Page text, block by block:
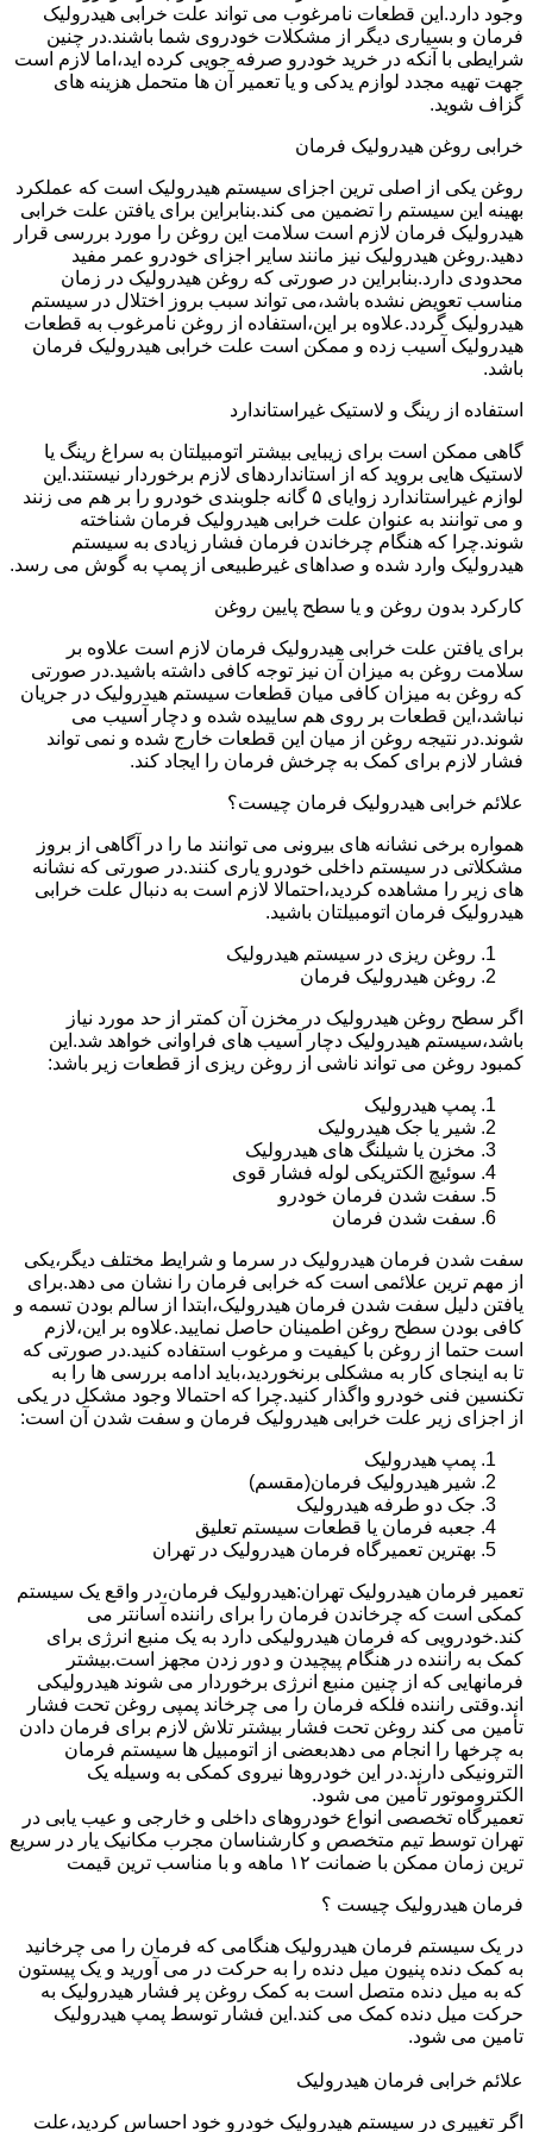
وجود دارد.این قطعات نامرغوب می تواند علت خرابی هیدرولیک
فرمان و بسیاری دیگر از مشکلات خودروی شما باشند.در چنین
شرایطی با آنکه در خرید خودرو صرفه جویی کرده اید،اما لازم است
جهت تهیه مجدد لوازم یدکی و یا تعمیر آن ها متحمل هزینه های
گزاف شوید.
خرابی روغن هیدرولیک فرمان
روغن یکی از اصلی ترین اجزای سیستم هیدرولیک است که عملکرد
بهینه این سیستم را تضمین می کند.بنابراین برای یافتن علت خرابی
هیدرولیک فرمان لازم است سلامت این روغن را مورد بررسی قرار
دهید.روغن هیدرولیک نیز مانند سایر اجزای خودرو عمر مفید
محدودی دارد.بنابراین در صورتی که روغن هیدرولیک در زمان
مناسب تعویض نشده باشد،می تواند سبب بروز اختلال در سیستم
هیدرولیک گردد.علاوه بر این،استفاده از روغن نامرغوب به قطعات
هیدرولیک آسیب زده و ممکن است علت خرابی هیدرولیک فرمان
باشد.
استفاده از رینگ و لاستیک غیراستاندارد
گاهی ممکن است برای زیبایی بیشتر اتومبیلتان به سراغ رینگ یا
لاستیک هایی بروید که از استانداردهای لازم برخوردار نیستند.این
لوازم غیراستاندارد زوایای ۵ گانه جلوبندی خودرو را بر هم می زنند
و می توانند به عنوان علت خرابی هیدرولیک فرمان شناخته
شوند.چرا که هنگام چرخاندن فرمان فشار زیادی به سیستم
هیدرولیک وارد شده و صداهای غیرطبیعی از پمپ به گوش می رسد.
کارکرد بدون روغن و یا سطح پایین روغن
برای یافتن علت خرابی هیدرولیک فرمان لازم است علاوه بر
سلامت روغن به میزان آن نیز توجه کافی داشته باشید.در صورتی
که روغن به میزان کافی میان قطعات سیستم هیدرولیک در جریان
نباشد،این قطعات بر روی هم ساییده شده و دچار آسیب می
شوند.در نتیجه روغن از میان این قطعات خارج شده و نمی تواند
فشار لازم برای کمک به چرخش فرمان را ایجاد کند.
علائم خرابی هیدرولیک فرمان چیست؟
همواره برخی نشانه های بیرونی می توانند ما را در آگاهی از بروز
مشکلاتی در سیستم داخلی خودرو یاری کنند.در صورتی که نشانه
های زیر را مشاهده کردید،احتمالا لازم است به دنبال علت خرابی
هیدرولیک فرمان اتومبیلتان باشید.
روغن ریزی در سیستم هیدرولیک
روغن هیدرولیک فرمان
اگر سطح روغن هیدرولیک در مخزن آن کمتر از حد مورد نیاز
باشد،سیستم هیدرولیک دچار آسیب های فراوانی خواهد شد.این
کمبود روغن می تواند ناشی از روغن ریزی از قطعات زیر باشد:
پمپ هیدرولیک
شیر یا جک هیدرولیک
مخزن یا شیلنگ های هیدرولیک
سوئیچ الکتریکی لوله فشار قوی
سفت شدن فرمان خودرو
سفت شدن فرمان
سفت شدن فرمان هیدرولیک در سرما و شرایط مختلف دیگر،یکی
از مهم ترین علائمی است که خرابی فرمان را نشان می دهد.برای
یافتن دلیل سفت شدن فرمان هیدرولیک،ابتدا از سالم بودن تسمه و
کافی بودن سطح روغن اطمینان حاصل نمایید.علاوه بر این،لازم
است حتما از روغن با کیفیت و مرغوب استفاده کنید.در صورتی که
تا به اینجای کار به مشکلی برنخوردید،باید ادامه بررسی ها را به
تکنسین فنی خودرو واگذار کنید.چرا که احتمالا وجود مشکل در یکی
از اجزای زیر علت خرابی هیدرولیک فرمان و سفت شدن آن است:
پمپ هیدرولیک
شیر هیدرولیک فرمان(مقسم)
جک دو طرفه هیدرولیک
جعبه فرمان یا قطعات سیستم تعلیق
بهترین تعمیرگاه فرمان هیدرولیک در تهران
تعمیر فرمان هیدرولیک تهران:هیدرولیک فرمان،در واقع یک سیستم
کمکی است که چرخاندن فرمان را برای راننده آسانتر می
کند.خودرویی که فرمان هیدرولیکی دارد به یک منبع انرژی برای
کمک به راننده در هنگام پیچیدن و دور زدن مجهز است.بیشتر
فرمانهایی که از چنین منبع انرژی برخوردار می شوند هیدرولیکی
اند.وقتی راننده فلکه فرمان را می چرخاند پمپی روغن تحت فشار
تأمین می کند روغن تحت فشار بیشتر تلاش لازم برای فرمان دادن
به چرخها را انجام می دهدبعضی از اتومبیل ها سیستم فرمان
الترونیکی دارند.در این خودروها نیروی کمکی به وسیله یک
الکتروموتور تأمین می شود.
تعمیرگاه تخصصی انواع خودروهای داخلی و خارجی و عیب یابی در
تهران توسط تیم متخصص و کارشناسان مجرب مکانیک یار در سریع
ترین زمان ممکن با ضمانت ۱۲ ماهه و با مناسب ترین قیمت
فرمان هیدرولیک چیست ؟
در یک سیستم فرمان هیدرولیک هنگامی که فرمان را می چرخانید
به کمک دنده پنیون میل دنده را به حرکت در می آورید و یک پیستون
که به میل دنده متصل است به کمک روغن پر فشار هیدرولیک به
حرکت میل دنده کمک می کند.این فشار توسط پمپ هیدرولیک
تامین می شود.
علائم خرابی فرمان هیدرولیک
اگر تغییری در سیستم هیدرولیک خودرو خود احساس کردید،علت